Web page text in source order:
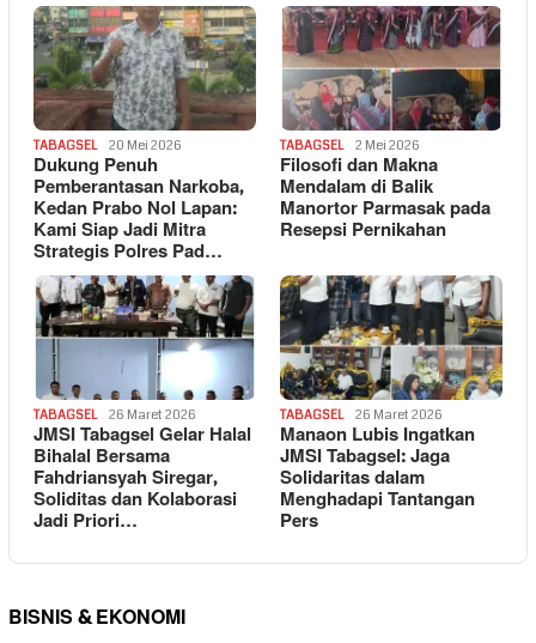
TABAGSEL 20 Mei 2026
Dukung Penuh
Pemberantasan Narkoba,
Kedan Prabo Nol Lapan:
Kami Siap Jadi Mitra
Strategis Polres Pad…
TABAGSEL 2 Mei 2026
Filosofi dan Makna
Mendalam di Balik
Manortor Parmasak pada
Resepsi Pernikahan
TABAGSEL 26 Maret 2026
JMSI Tabagsel Gelar Halal
Bihalal Bersama
Fahdriansyah Siregar,
Soliditas dan Kolaborasi
Jadi Priori…
TABAGSEL 26 Maret 2026
Manaon Lubis Ingatkan
JMSI Tabagsel: Jaga
Solidaritas dalam
Menghadapi Tantangan
Pers
BISNIS & EKONOMI